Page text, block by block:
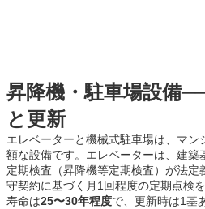
昇降機・駐車場設備
と更新
エレベーターと機械式駐車場は、マン
額な設備です。エレベーターは、建
定期検査（昇降機等定期検査）が法定
守契約に基づく月1回程度の定期点検
寿命は25〜30年程度で、更新時は1基